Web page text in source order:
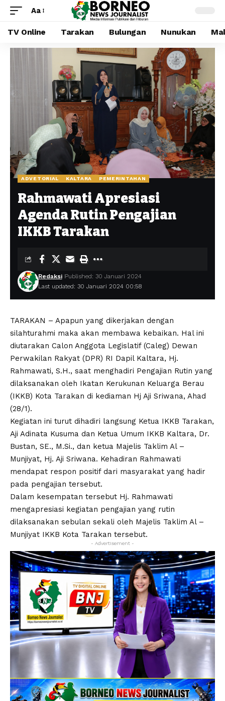
Aa
TV Online Tarakan Bulungan Nunukan
ADVETORIAL KALTARA PEMERINTAHAN
Rahmawati Apresiasi
Agenda Rutin Pengajian
IKKB Tarakan
Last updated: 30 Januari 2024 00:58
Redaksi Published: 30 Januari 2024
TARAKAN – Apapun yang dikerjakan dengan
silahturahmi maka akan membawa kebaikan. Hal ini
diutarakan Calon Anggota Legislatif (Caleg) Dewan
Perwakilan Rakyat (DPR) RI Dapil Kaltara, Hj.
Rahmawati, S.H., saat menghadiri Pengajian Rutin yang
dilaksanakan oleh Ikatan Kerukunan Keluarga Berau
(IKKB) Kota Tarakan di kediaman Hj Aji Sriwana, Ahad
(28/1).
Kegiatan ini turut dihadiri langsung Ketua IKKB Tarakan,
Aji Adinata Kusuma dan Ketua Umum IKKB Kaltara, Dr.
Bustan, SE., M.Si., dan ketua Majelis Taklim Al –
Munjiyat, Hj. Aji Sriwana. Kehadiran Rahmawati
mendapat respon positif dari masyarakat yang hadir
pada pengajian tersebut.
Dalam kesempatan tersebut Hj. Rahmawati
mengapresiasi kegiatan pengajian yang rutin
dilaksanakan sebulan sekali oleh Majelis Taklim Al –
Munjiyat IKKB Kota Tarakan tersebut.
- Advertisement -